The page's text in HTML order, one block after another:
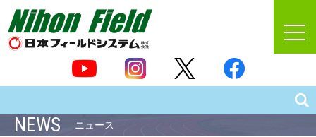
NEWS ニュース